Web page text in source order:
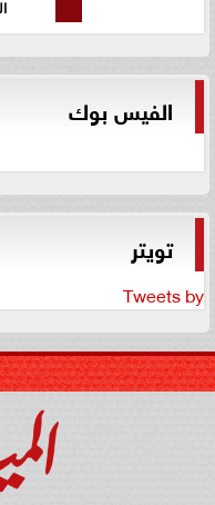
الفيس بوك
تويتر
Tweets by